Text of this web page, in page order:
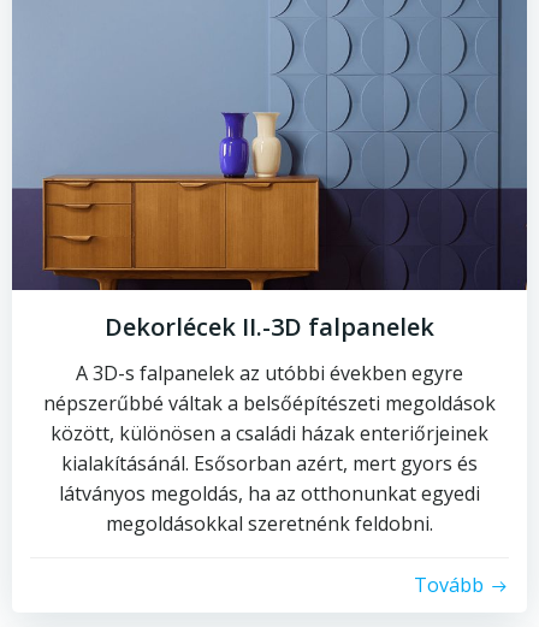
Dekorlécek II.-3D falpanelek
A 3D-s falpanelek az utóbbi években egyre
népszerűbbé váltak a belsőépítészeti megoldások
között, különösen a családi házak enteriőrjeinek
kialakításánál. Esősorban azért, mert gyors és
látványos megoldás, ha az otthonunkat egyedi
megoldásokkal szeretnénk feldobni.
Tovább